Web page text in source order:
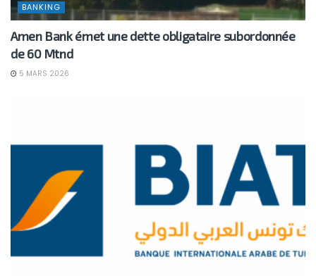
BANKING
Amen Bank émet une dette obligataire subordonnée
de 60 Mtnd
5 MARS 2026